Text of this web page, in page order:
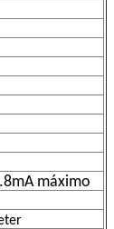
máximo